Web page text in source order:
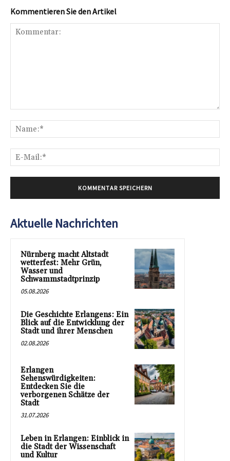
Kommentieren Sie den Artikel
Aktuelle Nachrichten
Nürnberg macht Altstadt
wetterfest: Mehr Grün,
Wasser und
Schwammstadtprinzip
05.08.2026
Die Geschichte Erlangens: Ein
Blick auf die Entwicklung der
Stadt und ihrer Menschen
02.08.2026
Erlangen
Sehenswürdigkeiten:
Entdecken Sie die
verborgenen Schätze der
Stadt
31.07.2026
Leben in Erlangen: Einblick in
die Stadt der Wissenschaft
und Kultur